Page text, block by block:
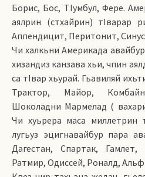
Борис, Бос, ТIумбул, Фере.
аялрин (стхайрин) тIварар
Аппендицит, Перитонит,
Чи халкьни Америкада
хизандиз канзава хьи, чпин
са тIвар хьурай. Гьавиляй
Трактор, Майор,
Шоколадни Мармелад (
Чи хуьрера маса миллетрин
лугьуз эцигнавайбур пара
Дагестан, Спартак,
Ратмир, Одиссей, Роналд,